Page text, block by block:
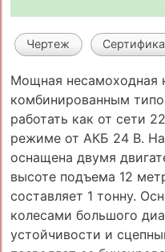
Чертеж
Мощная несамоходная
комбинированным
работать как от сети
режиме от АКБ 24 В.
оснащена двумя
высоте подъема 12
составляет 1 тонну.
колесами большого
устойчивости и